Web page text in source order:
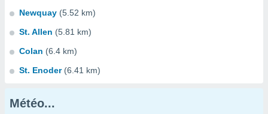
Newquay (5.52 km)
St. Allen (5.81 km)
Colan (6.4 km)
St. Enoder (6.41 km)
Météo...